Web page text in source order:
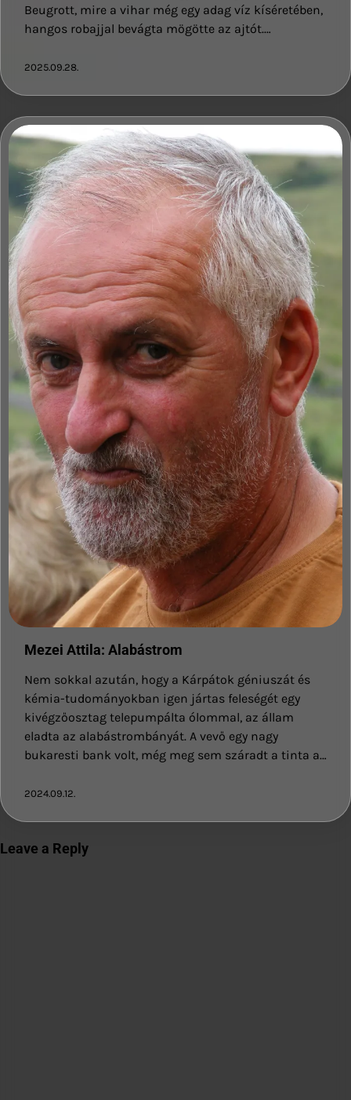
Beugrott, mire a vihar még egy adag víz kíséretében,
hangos robajjal bevágta mögötte az ajtót.…
2025.09.28.
Mezei Attila: Alabástrom
Nem sokkal azután, hogy a Kárpátok géniuszát és
kémia-tudományokban igen jártas feleségét egy
kivégzőosztag telepumpálta ólommal, az állam
eladta az alabástrombányát. A vevő egy nagy
bukaresti bank volt, még meg sem száradt a tinta a…
2024.09.12.
Leave a Reply